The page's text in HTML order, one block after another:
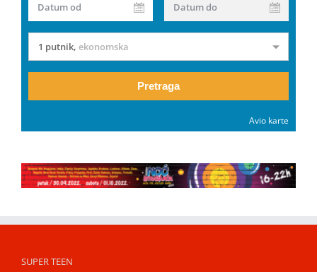
Datum od Datum do
1 putnik, ekonomska
Pretraga
Avio karte
SUPER TEEN